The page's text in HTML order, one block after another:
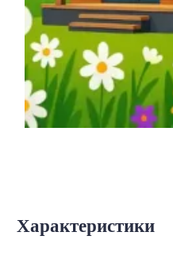
Характеристики